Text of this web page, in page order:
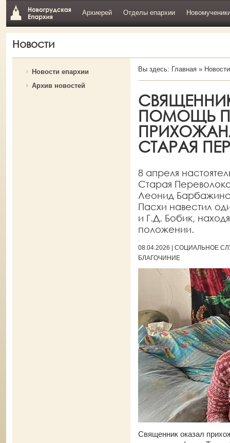
Архиерей Отделы епархии
Новости
Новости епархии
Архив новостей
Вы здесь: Главная» Новости
ПОМОЩЬ
СТАРАЯ
8 апреля
Старая
Леонид
Пасхи навестил
и Г.Д. Бобик,
положении.
08.04.2026 | СОЦИАЛЬНОЕ
БЛАГОЧИНИЕ
Священник оказал